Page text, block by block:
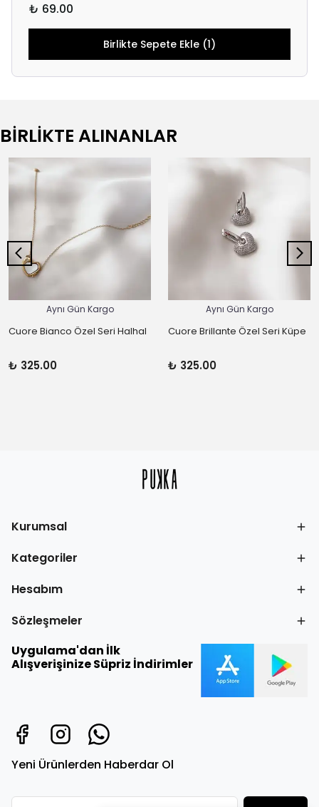
₺ 69.00
Birlikte Sepete Ekle (1)
BİRLİKTE ALINANLAR
Aynı Gün Kargo
Cuore Bianco Özel Seri Halhal
₺ 325.00
Aynı Gün Kargo
Cuore Brillante Özel Seri Küpe
₺ 325.00
Kurumsal
Kategoriler
Hesabım
Sözleşmeler
Uygulama'dan İlk
Alışverişinize Süpriz İndirimler
Yeni Ürünlerden Haberdar Ol